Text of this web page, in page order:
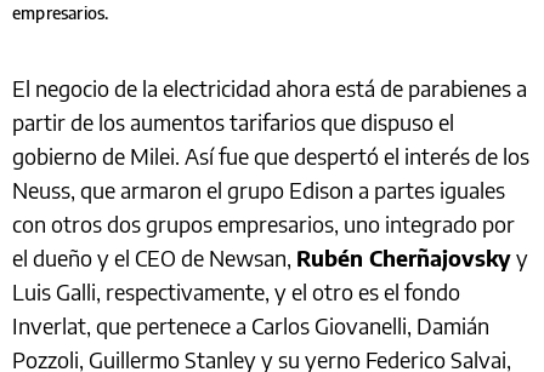
empresarios.
El negocio de la electricidad ahora está de parabienes a
partir de los aumentos tarifarios que dispuso el
gobierno de Milei. Así fue que despertó el interés de los
Neuss, que armaron el grupo Edison a partes iguales
con otros dos grupos empresarios, uno integrado por
el dueño y el CEO de Newsan, Rubén Cherñajovskyy
Luis Galli, respectivamente, y el otro es el fondo
Inverlat, que pertenece a Carlos Giovanelli, Damián
Pozzoli, Guillermo Stanley y su yerno Federico Salvai,